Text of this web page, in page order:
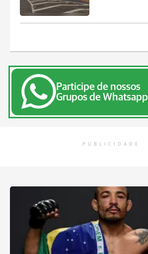
Participe de nossos
Grupos de Whatsapp
PUBLICIDADE